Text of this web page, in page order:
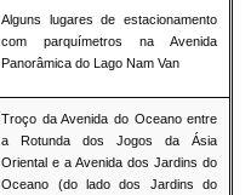
Alguns lugares de estacionamento
com parquímetros na Avenida
Panorâmica do Lago Nam Van
Troço da Avenida do Oceano entre
a Rotunda dos Jogos da Ásia
Oriental e a Avenida dos Jardins do
Oceano (do lado dos Jardins do